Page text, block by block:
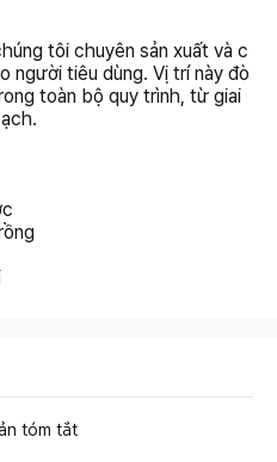
tôi chuyên sản xuất và c
người tiêu dùng. Vị trí này đò
toàn bộ quy trình, từ giai
tóm tắt